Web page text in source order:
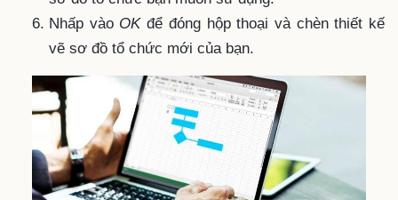
Nhấp vàoOKđể đóng hộp thoại và chèn thiết kế
vẽ sơ đồ tổ chức mới của bạn.